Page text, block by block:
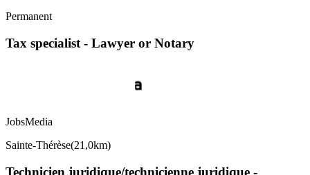
Permanent
Tax specialist - Lawyer or Notary
JobsMedia
Sainte-Thérèse(21,0km)
Technicien juridique/technicienne juridique -